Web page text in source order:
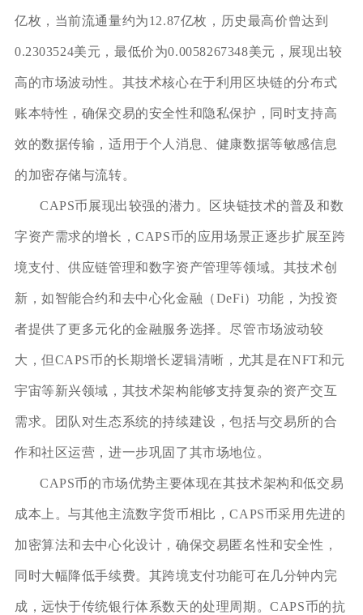
亿枚，当前流通量约为12.87亿枚，历史最高价曾达到
0.2303524美元，最低价为0.0058267348美元，展现出较
高的市场波动性。其技术核心在于利用区块链的分布式
账本特性，确保交易的安全性和隐私保护，同时支持高
效的数据传输，适用于个人消息、健康数据等敏感信息
的加密存储与流转。
CAPS币展现出较强的潜力。区块链技术的普及和数
字资产需求的增长，CAPS币的应用场景正逐步扩展至跨
境支付、供应链管理和数字资产管理等领域。其技术创
新，如智能合约和去中心化金融（DeFi）功能，为投资
者提供了更多元化的金融服务选择。尽管市场波动较
大，但CAPS币的长期增长逻辑清晰，尤其是在NFT和元
宇宙等新兴领域，其技术架构能够支持复杂的资产交互
需求。团队对生态系统的持续建设，包括与交易所的合
作和社区运营，进一步巩固了其市场地位。
CAPS币的市场优势主要体现在其技术架构和低交易
成本上。与其他主流数字货币相比，CAPS币采用先进的
加密算法和去中心化设计，确保交易匿名性和安全性，
同时大幅降低手续费。其跨境支付功能可在几分钟内完
成，远快于传统银行体系数天的处理周期。CAPS币的抗